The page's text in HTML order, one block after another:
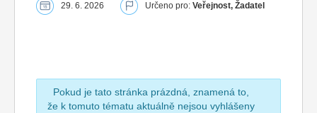
29. 6. 2026 Určeno pro: Veřejnost, Žadatel
Pokud je tato stránka prázdná, znamená to,
že k tomuto tématu aktuálně nejsou vyhlášeny